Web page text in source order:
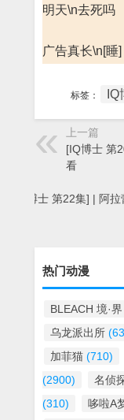
明天\n去死吗
广告真长\n[睡]
标签： IQ
上一篇
[IQ博士 第
看
[IQ博士 第22集] | 阿
热门动漫
BLEACH 境·界
乌龙派出所
加菲猫 (710)
(2900)
名侦
(310)
哆啦A